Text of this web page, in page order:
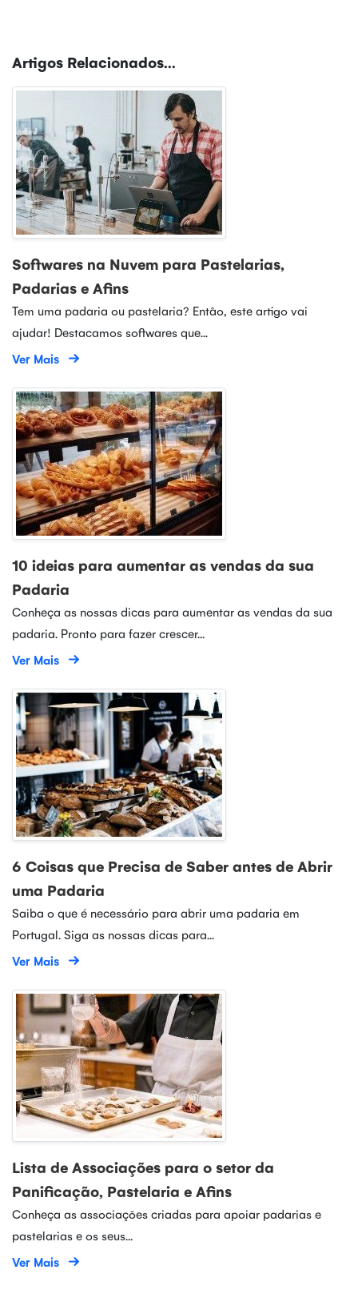
Artigos Relacionados...
Softwares na Nuvem para Pastelarias,
Padarias e Afins
Tem uma padaria ou pastelaria? Então, este artigo vai
ajudar! Destacamos softwares que...
Ver Mais
10 ideias para aumentar as vendas da sua
Padaria
Conheça as nossas dicas para aumentar as vendas da sua
padaria. Pronto para fazer crescer...
Ver Mais
6 Coisas que Precisa de Saber antes de Abrir
uma Padaria
Saiba o que é necessário para abrir uma padaria em
Portugal. Siga as nossas dicas para...
Ver Mais
Lista de Associações para o setor da
Panificação, Pastelaria e Afins
Conheça as associações criadas para apoiar padarias e
pastelarias e os seus...
Ver Mais